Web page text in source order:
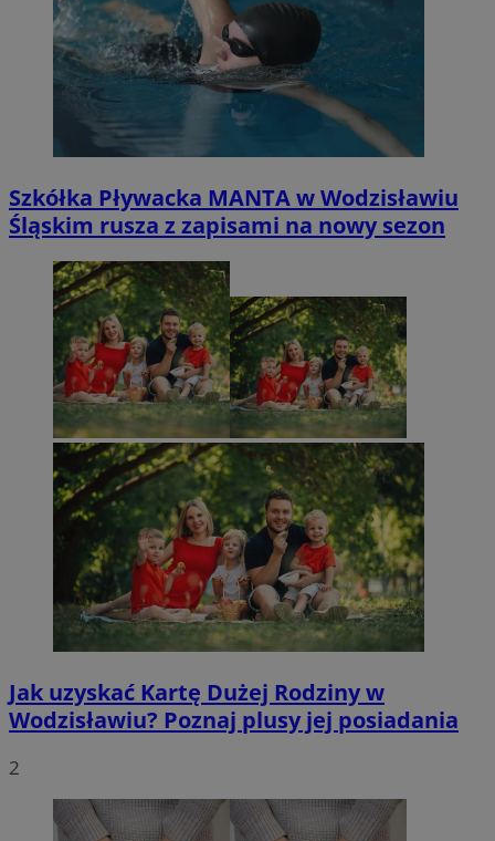
Szkółka Pływacka MANTA w Wodzisławiu
Śląskim rusza z zapisami na nowy sezon
Jak uzyskać Kartę Dużej Rodziny w
Wodzisławiu? Poznaj plusy jej posiadania
2